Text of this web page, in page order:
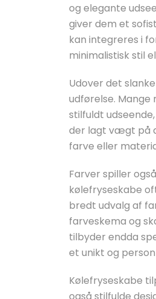
og elegante
giver dem et
kan integreres i
minimalistisk stil
Udover det
udførelse.
stilfuldt
der lagt vægt på
farve eller
Farver spiller
kølefryseskabe
bredt udvalg af
farveskema og
tilbyder endda
et unikt og
Kølefryseskabe
også stilfulde